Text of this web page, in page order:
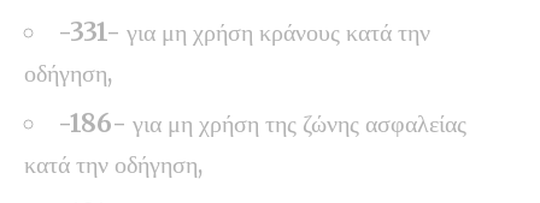
-331- για μη χρήση κράνους κατά την
οδήγηση,
-186- για μη χρήση της ζώνης ασφαλείας
κατά την οδήγηση,